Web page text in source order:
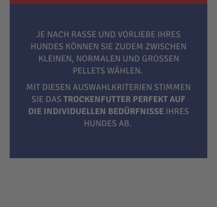
JE NACH RASSE UND VORLIEBE IHRES
HUNDES KÖNNEN SIE ZUDEM ZWISCHEN
KLEINEN, NORMALEN UND GROSSEN P
ELLETS WÄHLEN.
MIT DIESEN AUSWAHLKRITERIEN STIMMEN
SIE DAS TROCKENFUTTER PERFEKT AUF
DIE INDIVIDUELLEN BEDÜRFNISSE IHRES
HUNDES AB.